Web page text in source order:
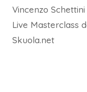
Vincenzo
Live Masterclass
Skuola.net